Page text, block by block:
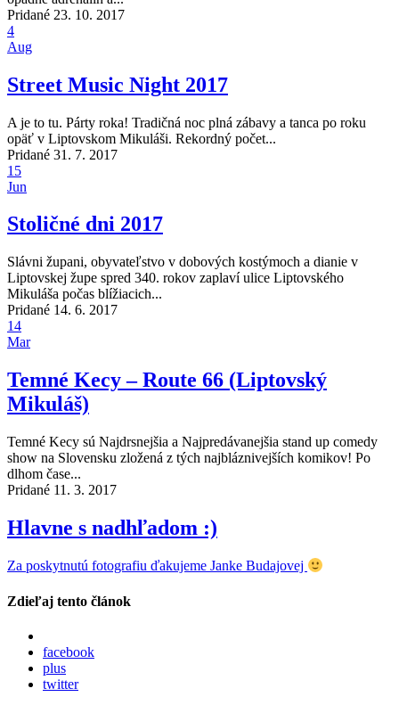
Pridané 23. 10. 2017
4
Aug
Street Music Night 2017
A je to tu. Párty roka! Tradičná noc plná zábavy a tanca po roku
opäť v Liptovskom Mikuláši. Rekordný počet...
Pridané 31. 7. 2017
15
Jun
Stoličné dni 2017
Slávni župani, obyvateľstvo v dobových kostýmoch a dianie v
Liptovskej župe spred 340. rokov zaplaví ulice Liptovského
Mikuláša počas blížiacich...
Pridané 14. 6. 2017
14
Mar
Temné Kecy – Route 66 (Liptovský
Mikuláš)
Temné Kecy sú Najdrsnejšia a Najpredávanejšia stand up comedy
show na Slovensku zložená z tých najbláznivejších komikov! Po
dlhom čase...
Pridané 11. 3. 2017
Hlavne s nadhľadom :)
Za poskytnutú fotografiu ďakujeme Janke Budajovej
Zdieľaj tento článok
facebook
plus
twitter